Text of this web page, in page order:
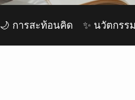
🌙 การสะท้อนคิด ✨ นวัตกรรม